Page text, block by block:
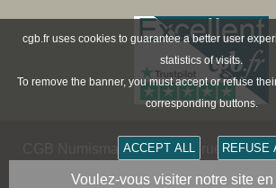
CGB Numismatik Paris - 36 rue
FRANCE -
cgb.fr uses cookies to guarantee a better user
statistics of visits.
To remove the banner, you must accept or refuse
corresponding buttons.
ACCEPT ALL REFUSE
Voulez-vous visiter notre site